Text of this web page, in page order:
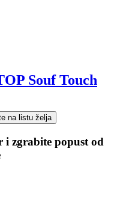
Souf Touch
na listu želja
i zgrabite popust od